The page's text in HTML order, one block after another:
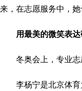
来，在志愿服务中，她
用最美的微笑表
冬奥会上，专业
李杨宁是北京体